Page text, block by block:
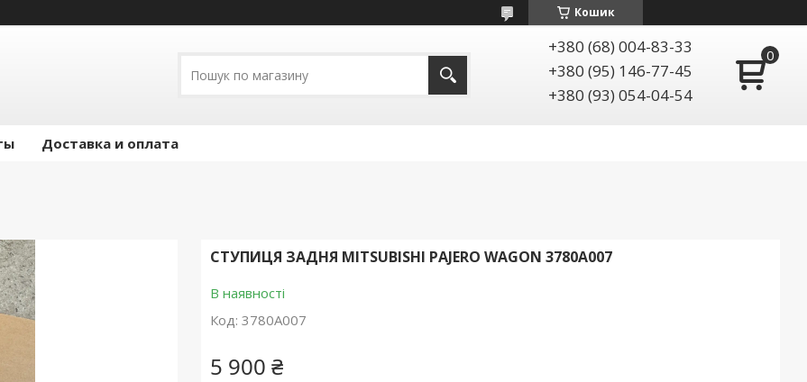
Кошик
+380 (68) 004-83-33
+380 (95) 146-77-45
+380 (93) 054-04-54
Доставка и оплата
СТУПИЦЯ ЗАДНЯ MITSUBISHI PAJERO WAGON 3780A007
В наявності
Код: 3780A007
5 900 ₴